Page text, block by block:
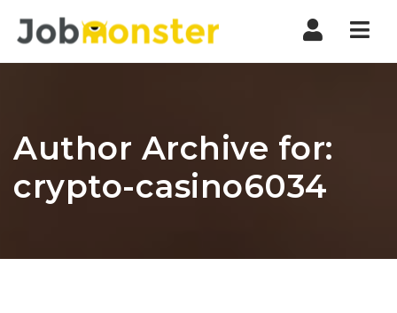
Author Archive for:
crypto-casino6034